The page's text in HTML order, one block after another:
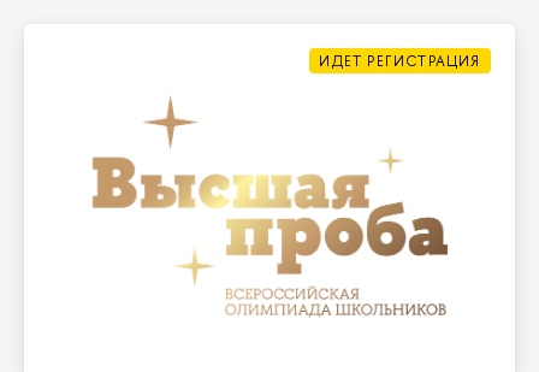
Входит в ТОП-5 крупнейших олимпиад
школьников в России. Был в роли участника?
Переходи на сторону организатора! У нас
пирожки
Узнать больше и принять участие →